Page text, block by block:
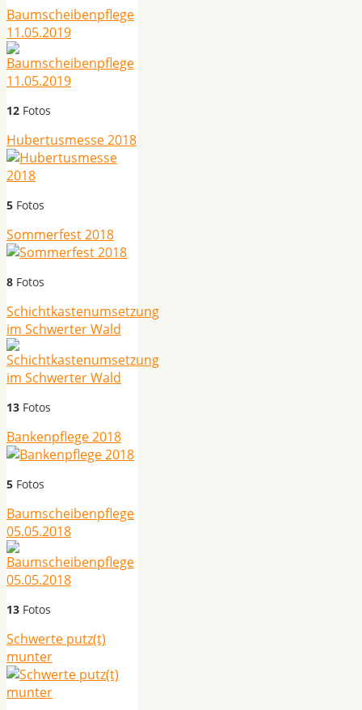
Baumscheibenpflege
11.05.2019
12 Fotos
Hubertusmesse 2018
5 Fotos
Sommerfest 2018
8 Fotos
Schichtkastenumsetzung
im Schwerter Wald
13 Fotos
Bankenpflege 2018
5 Fotos
Baumscheibenpflege
05.05.2018
13 Fotos
Schwerte putz(t)
munter